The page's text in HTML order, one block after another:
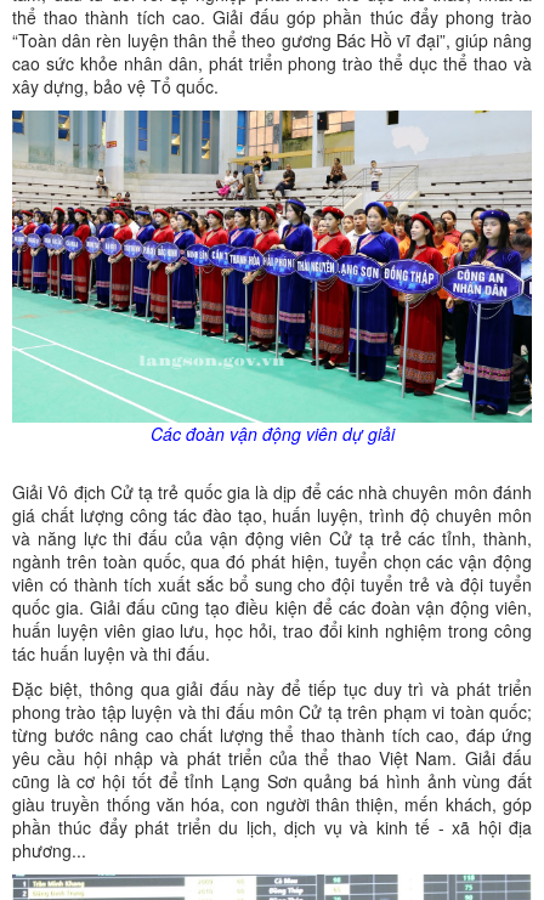
thể thao thành tích cao. Giải đấu góp phần thúc đẩy phong trào
“Toàn dân rèn luyện thân thể theo gương Bác Hồ vĩ đại”, giúp nâng
cao sức khỏe nhân dân, phát triển phong trào thể dục thể thao và
xây dựng, bảo vệ Tổ quốc.
Các đoàn vận động viên dự giải
Giải Vô địch Cử tạ trẻ quốc gia là dịp để các nhà chuyên môn đánh
giá chất lượng công tác đào tạo, huấn luyện, trình độ chuyên môn
và năng lực thi đấu của vận động viên Cử tạ trẻ các tỉnh, thành,
ngành trên toàn quốc, qua đó phát hiện, tuyển chọn các vận động
viên có thành tích xuất sắc bổ sung cho đội tuyển trẻ và đội tuyển
quốc gia. Giải đấu cũng tạo điều kiện để các đoàn vận động viên,
huấn luyện viên giao lưu, học hỏi, trao đổi kinh nghiệm trong công
tác huấn luyện và thi đấu.
Đặc biệt, thông qua giải đấu này để tiếp tục duy trì và phát triển
phong trào tập luyện và thi đấu môn Cử tạ trên phạm vi toàn quốc;
từng bước nâng cao chất lượng thể thao thành tích cao, đáp ứng
yêu cầu hội nhập và phát triển của thể thao Việt Nam. Giải đấu
cũng là cơ hội tốt để tỉnh Lạng Sơn quảng bá hình ảnh vùng đất
giàu truyền thống văn hóa, con người thân thiện, mến khách, góp
phần thúc đẩy phát triển du lịch, dịch vụ và kinh tế - xã hội địa
phương...